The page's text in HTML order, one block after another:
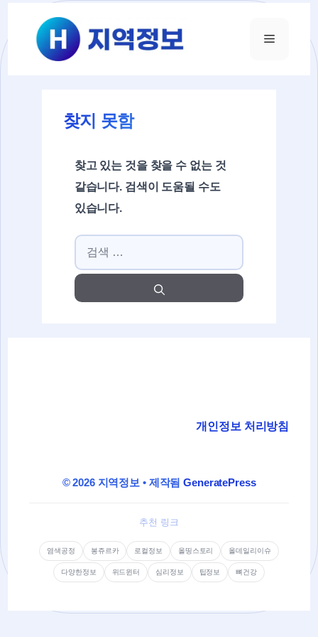
건너뛰기
메뉴
찾지 못함
찾고 있는 것을 찾을 수 없는 것
같습니다. 검색이 도움될 수도
있습니다.
검색:
개인정보 처리방침
© 2026 지역정보 • 제작됨GeneratePress
추천 링크
염색공정 봉쥬르카 로컬정보 올띵스토리 올데일리이슈
다양한정보 위드윈터 심리정보 팁정보 뼈건강